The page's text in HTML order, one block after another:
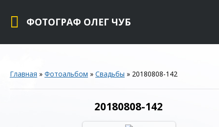
ФОТОГРАФ ОЛЕГ ЧУБ
Главная » Фотоальбом » Свадьбы » 20180808-142
20180808-142